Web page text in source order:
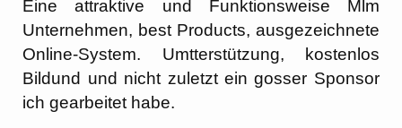
Eine attraktive und Funktionsweise Mlm
Unternehmen, best Products, ausgezeichnete
Online-System. Umtterstützung, kostenlos
Bildund und nicht zuletzt ein gosser Sponsor
ich gearbeitet habe.